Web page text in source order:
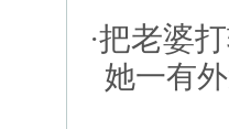
·把老婆
她一有